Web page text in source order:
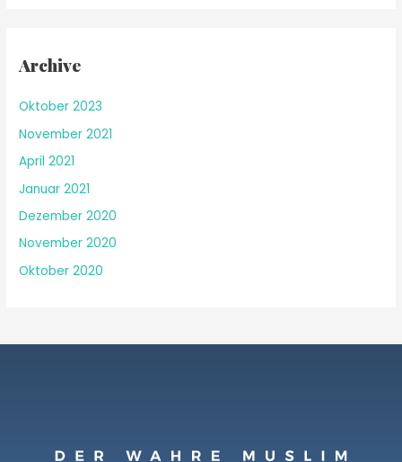
Archive
Oktober 2023
November 2021
April 2021
Januar 2021
Dezember 2020
November 2020
Oktober 2020